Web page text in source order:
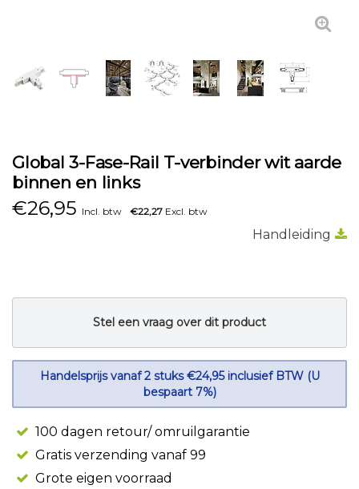
Global 3-Fase-Rail T-verbinder wit aarde
binnen en links
€26,95 Incl. btw €22,27 Excl. btw
Handleiding
Stel een vraag over dit product
Handelsprijs vanaf 2 stuks €24,95 inclusief BTW (U
bespaart 7%)
100 dagen retour/ omruilgarantie
Gratis verzending vanaf 99
Grote eigen voorraad